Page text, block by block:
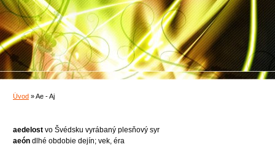
Úvod »Ae - Aj
aedelost vo Švédsku vyrábaný plesňový syr
aeón dlhé obdobie dejín; vek, éra